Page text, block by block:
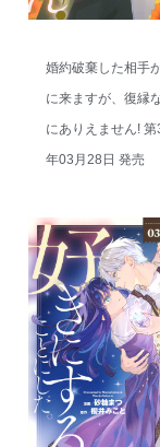
婚約破棄した相手
に来ますが、復縁
にありえません!
年03月28日 発売